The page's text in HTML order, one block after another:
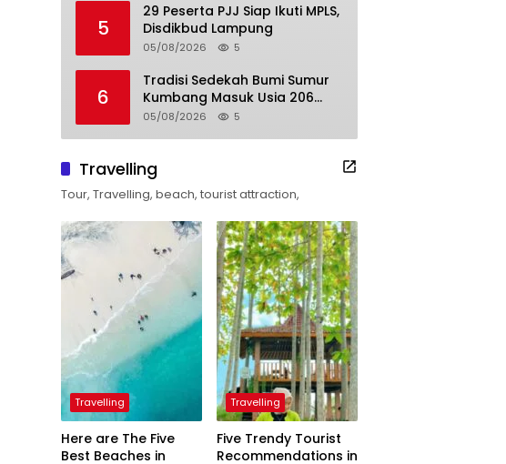
5
29 Peserta PJJ Siap Ikuti MPLS,
Disdikbud Lampung
05/08/2026 5
6
Tradisi Sedekah Bumi Sumur
Kumbang Masuk Usia 206
Tahun
05/08/2026 5
Travelling
Tour, Travelling, beach, tourist attraction,
Travelling
Here are The Five
Best Beaches in
Travelling
Five Trendy Tourist
Recommendations in